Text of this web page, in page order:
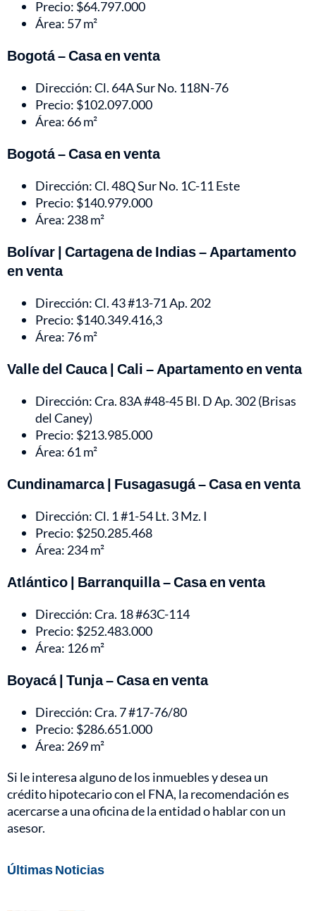
Precio: $64.797.000
Área: 57 m²
Bogotá – Casa en venta
Dirección: Cl. 64A Sur No. 118N-76
Precio: $102.097.000
Área: 66 m²
Bogotá – Casa en venta
Dirección: Cl. 48Q Sur No. 1C-11 Este
Precio: $140.979.000
Área: 238 m²
Bolívar | Cartagena de Indias – Apartamento
en venta
Dirección: Cl. 43 #13-71 Ap. 202
Precio: $140.349.416,3
Área: 76 m²
Valle del Cauca | Cali – Apartamento en venta
Dirección: Cra. 83A #48-45 Bl. D Ap. 302 (Brisas
del Caney)
Precio: $213.985.000
Área: 61 m²
Cundinamarca | Fusagasugá – Casa en venta
Dirección: Cl. 1 #1-54 Lt. 3 Mz. I
Precio: $250.285.468
Área: 234 m²
Atlántico | Barranquilla – Casa en venta
Dirección: Cra. 18 #63C-114
Precio: $252.483.000
Área: 126 m²
Boyacá | Tunja – Casa en venta
Dirección: Cra. 7 #17-76/80
Precio: $286.651.000
Área: 269 m²
Si le interesa alguno de los inmuebles y desea un
crédito hipotecario con el FNA, la recomendación es
acercarse a una oficina de la entidad o hablar con un
asesor.
Últimas Noticias